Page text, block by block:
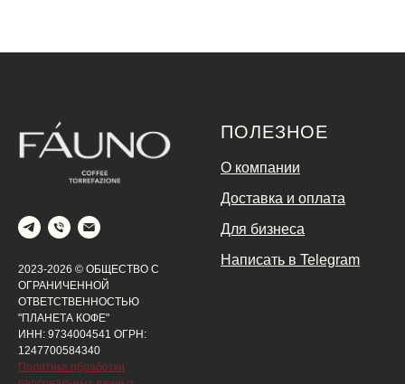
2023-2026 © ОБЩЕСТВО С
ОГРАНИЧЕННОЙ
ОТВЕТСТВЕННОСТЬЮ
"ПЛАНЕТА КОФЕ"
ИНН: 9734004541 ОГРН:
1247700584340
Политика обработки
ПОЛЕЗНОЕ
О компании
Доставка и оплата
Для бизнеса
Написать в Telegram